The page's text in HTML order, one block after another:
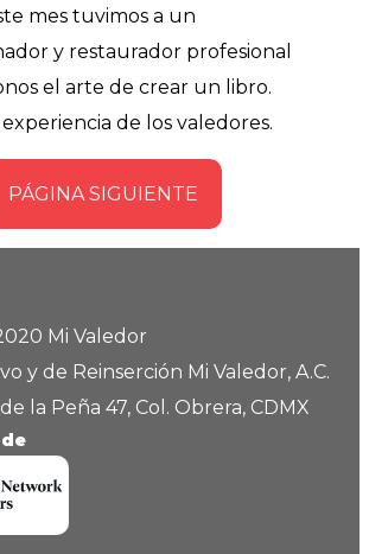
mes tuvimos a un
y restaurador profesional
el arte de crear un libro.
de los valedores.
PÁGINA SIGUIENTE
Mi Valedor
y de Reinserción Mi Valedor, A.C.
la Peña 47, Col. Obrera, CDMX